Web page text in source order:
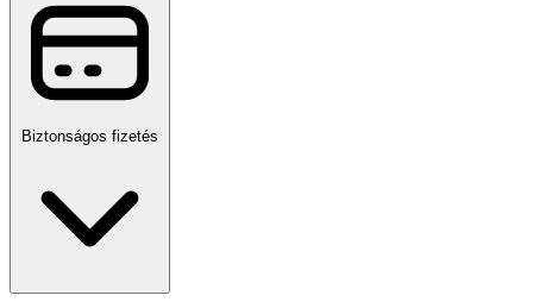
Biztonságos fizetés